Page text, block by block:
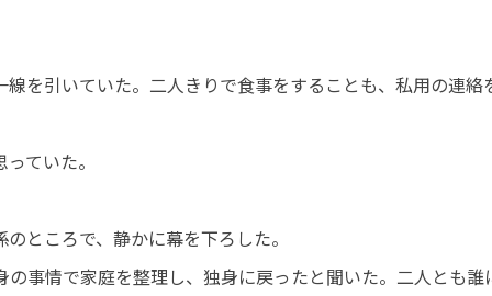
を引いていた。二人きりで食事をすることも、私用の連絡
ていた。
ところで、静かに幕を下ろした。
事情で家庭を整理し、独身に戻ったと聞いた。二人とも誰